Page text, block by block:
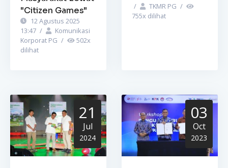
"Citizen Games"
12 Agustus 2025
13:47 /
Komunikasi
Korporat PG / 502x
dilihat
/
TKMR PG /
755x dilihat
21
Jul
2024
03
Oct
2023